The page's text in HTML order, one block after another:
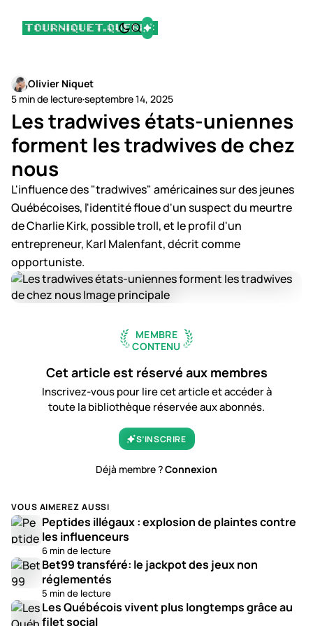
Olivier Niquet
5 min de lecture·septembre 14, 2025
Les tradwives états-uniennes
forment les tradwives de chez
nous
L'influence des "tradwives" américaines sur des jeunes
Québécoises, l'identité floue d'un suspect du meurtre
de Charlie Kirk, possible troll, et le profil d'un
entrepreneur, Karl Malenfant, décrit comme
opportuniste.
MEMBRE
CONTENU
Cet article est réservé aux membres
Inscrivez-vous pour lire cet article et accéder à
toute la bibliothèque réservée aux abonnés.
S’INSCRIRE
Déjà membre ?Connexion
VOUS AIMEREZ AUSSI
Peptides illégaux : explosion de plaintes contre
les influenceurs
6 min de lecture
Bet99 transféré: le jackpot des jeux non
réglementés
5 min de lecture
Les Québécois vivent plus longtemps grâce au
filet social